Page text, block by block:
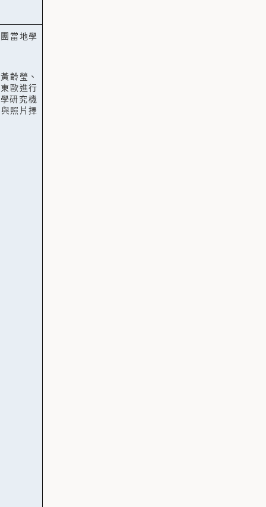
當地學
齡瑩、
歐進行
研究機
照片擇